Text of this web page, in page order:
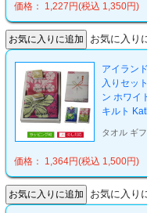
価格： 1,227円(税込 1,350円)
お気に入り
アイラン
入りセッ
ン ホワイ
キルト
タオル ギ
価格： 1,364円(税込 1,500円)
お気に入り